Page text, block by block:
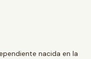
nacida en la